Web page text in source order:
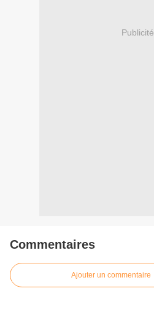
Publicité
Commentaires
Ajouter un commentaire